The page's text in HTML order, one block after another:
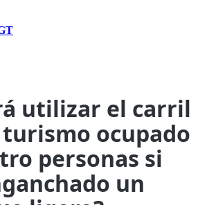
utilizar el carril
turismo ocupado
personas si
un